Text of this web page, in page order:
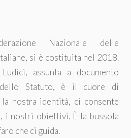
Nazionale delle
si è costituita nel 2018.
assunta a documento
Statuto, è il cuore di
nostra identità, ci consente
i nostri obiettivi. È la bussola
che ci guida.